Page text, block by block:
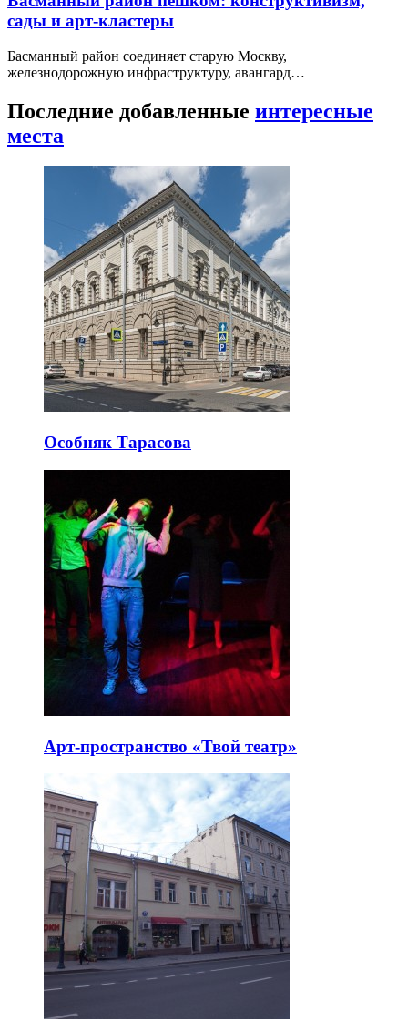
сады и арт-кластеры
Басманный район соединяет старую Москву,
железнодорожную инфраструктуру, авангард…
Последние добавленные интересные
места
Особняк Тарасова
Арт-пространство «Твой театр»